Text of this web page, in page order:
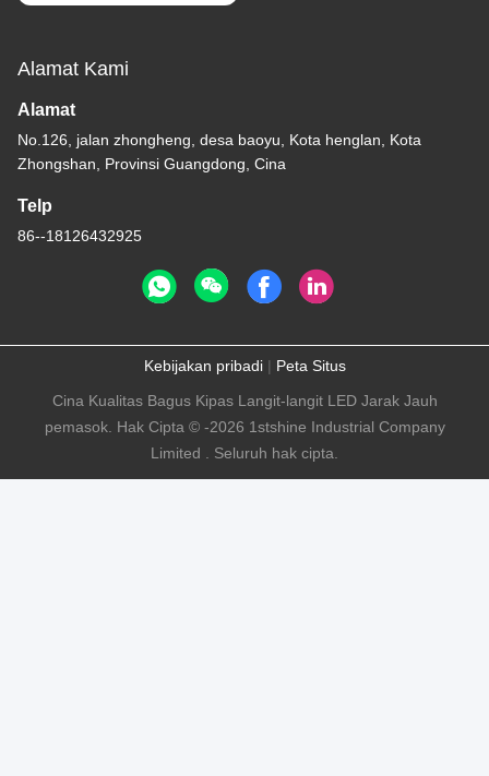
Lampu Lampu Lampu
Lampu Lampu Lampu
Lampu Lampu Lampu
Lampu Lampu Lampu
Lampu Lampu Lampu
Lampu Lampu La
Alamat Kami
Alamat
No.126, jalan zhongheng, desa baoyu, Kota henglan, Kota
Zhongshan, Provinsi Guangdong, Cina
Telp
86--18126432925
Kebijakan pribadi| Peta Situs
Cina Kualitas Bagus Kipas Langit-langit LED Jarak Jauh
pemasok. Hak Cipta © -2026 1stshine Industrial Company
Limited . Seluruh hak cipta.